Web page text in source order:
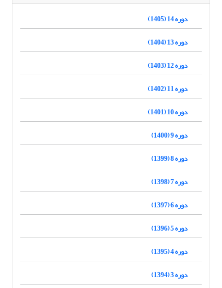
دوره 14 (1405)
دوره 13 (1404)
دوره 12 (1403)
دوره 11 (1402)
دوره 10 (1401)
دوره 9 (1400)
دوره 8 (1399)
دوره 7 (1398)
دوره 6 (1397)
دوره 5 (1396)
دوره 4 (1395)
دوره 3 (1394)